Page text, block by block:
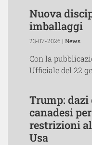
Nuova
imballaggi
23-07-2026 | News
Con la
Ufficiale del 22
Trump: dazi
canadesi
restrizioni
Usa